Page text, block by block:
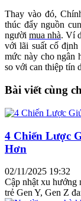
Thay vào đó,
thúc đẩy nguồn
người mua nhà. Ví
với lãi suất cố
mức này cho ngân
so với can thiệp tín
Bài viết cùng
4 Chiến Lược
Hơn
02/11/2025 19:32
Cập nhật xu hướng
trẻ Gen Y, Gen Z